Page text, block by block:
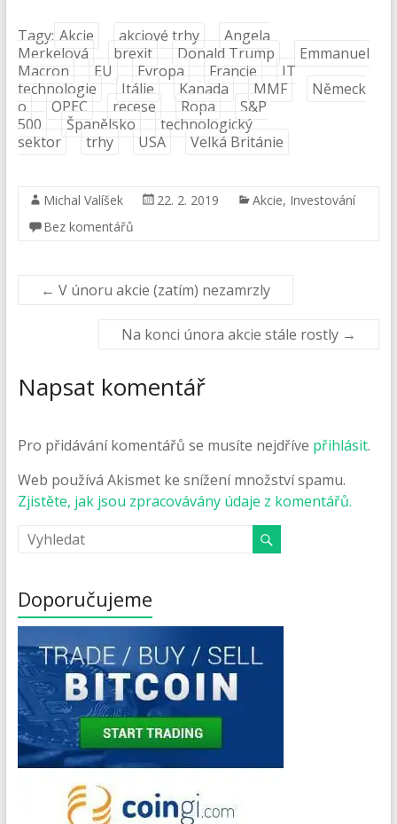
Tagy: Akcie akciové trhy
Angela
Merkelová
brexit Donald Trump
Emmanuel
Macron
EU Evropa Francie
IT
technologie
Itálie Kanada MMF
Německ
o
OPEC recese Ropa
S&P
500
Španělsko
technologický
sektor
trhy USA Velká Británie
Michal Valíšek 22. 2. 2019 Akcie, Investování
Bez komentářů
← V únoru akcie (zatím) nezamrzly
Na konci února akcie stále rostly →
Napsat komentář
Pro přidávání komentářů se musíte nejdříve přihlásit.
Web používá Akismet ke snížení množství spamu.
Zjistěte, jak jsou zpracovávány údaje z komentářů.
Doporučujeme